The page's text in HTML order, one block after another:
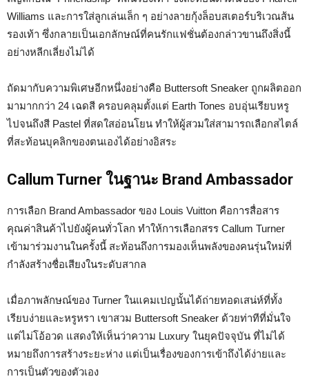
Williams และการใส่ลูกเล่นเล็ก ๆ อย่างลายกุ้งล็อบสเตอร์บริเวณส้น
รองเท้า ซึ่งกลายเป็นเอกลักษณ์ที่คนรักแฟชั่นต้องกล่าวขานถึงสิ่งนี้
อย่างหลีกเลี่ยงไม่ได้
ถัดมากับความพิเศษอีกหนึ่งอย่างคือ Buttersoft Sneaker ถูกผลิตออก
มามากกว่า 24 เฉดสี ครอบคลุมตั้งแต่ Earth Tones อบอุ่นเรียบหรู
ไปจนถึงสี Pastel ที่สดใสอ่อนโยน ทำให้ผู้สวมใส่สามารถเลือกสไตล์
ที่สะท้อนบุคลิกของตนเองได้อย่างอิสระ
Callum Turner ในฐานะ Brand Ambassador
การเลือก Brand Ambassador ของ Louis Vuitton คือการสื่อสาร
คุณค่าสินค้าไปยังผู้คนทั่วโลก ทำให้การเลือกสรร Callum Turner
เข้ามาร่วมงานในครั้งนี้ สะท้อนถึงการมองเห็นพลังของคนรุ่นใหม่ที่
กำลังสร้างชื่อเสียงในระดับสากล
เมื่อภาพลักษณ์ของ Turner ในแคมเปญนั้นได้ถ่ายทอดเสน่ห์ที่ทั้ง
เรียบง่ายและหรูหรา เขาสวม Buttersoft Sneaker ด้วยท่าทีที่มั่นใจ
แต่ไม่โอ้อวด แสดงให้เห็นว่าความ Luxury ในยุคปัจจุบัน ที่ไม่ได้
หมายถึงการสร้างระยะห่าง แต่เป็นเรื่องของการเข้าถึงได้ง่ายและ
การเป็นตัวของตัวเอง